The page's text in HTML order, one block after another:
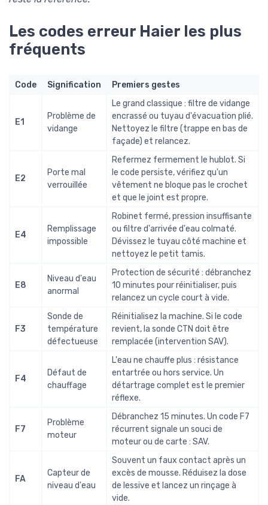
Les codes erreur Haier les plus
fréquents
Code Signification Premiers gestes
E1
Problème de
vidange
Le grand classique : filtre de vidange
encrassé ou tuyau d'évacuation plié.
Nettoyez le filtre (trappe en bas de
façade) et relancez.
E2
Porte mal
verrouillée
Refermez fermement le hublot. Si
le code persiste, vérifiez qu'un
vêtement ne bloque pas le crochet
et que le joint est propre.
E4
Remplissage
impossible
Robinet fermé, pression insuffisante
ou filtre d'arrivée d'eau colmaté.
Dévissez le tuyau côté machine et
nettoyez le petit tamis.
E8
Niveau d'eau
anormal
Protection de sécurité : débranchez
10 minutes pour réinitialiser, puis
relancez un cycle court à vide.
F3
Sonde de
température
défectueuse
Réinitialisez la machine. Si le code
revient, la sonde CTN doit être
remplacée (intervention SAV).
F4
Défaut de
chauffage
L'eau ne chauffe plus : résistance
entartrée ou hors service. Un
détartrage complet est le premier
réflexe.
F7
Problème
moteur
Débranchez 15 minutes. Un code F7
récurrent signale un souci de
moteur ou de carte : SAV.
FA
Capteur de
niveau d'eau
Souvent un faux contact après un
excès de mousse. Réduisez la dose
de lessive et lancez un rinçage à
vide.